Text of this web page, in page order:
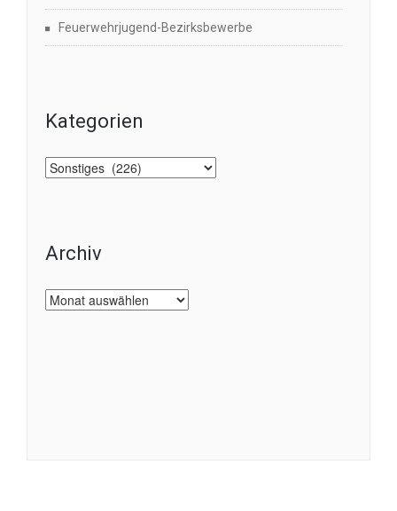
Feuerwehrjugend-Bezirksbewerbe
Kategorien
Kategorien
Archiv
Archiv